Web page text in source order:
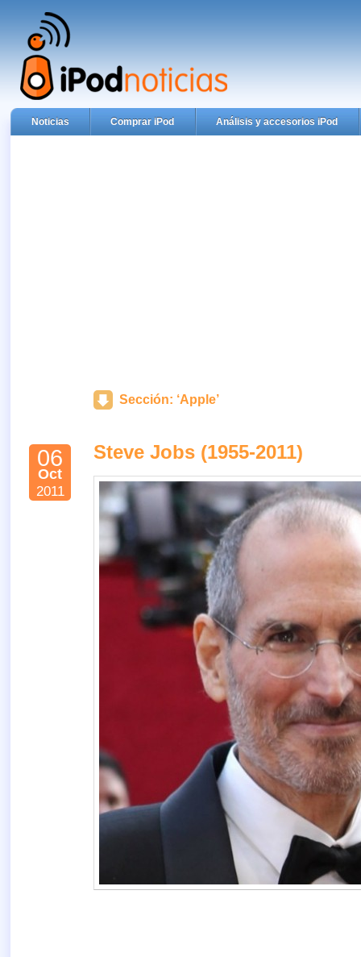
Noticias Comprar iPod Análisis y accesorios iPod
Sección: ‘Apple’
Steve Jobs (1955-2011)
06
Oct
2011